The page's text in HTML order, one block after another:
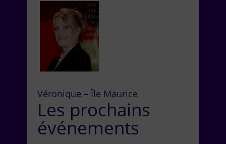
Véronique – Île Maurice
Les prochains
événements